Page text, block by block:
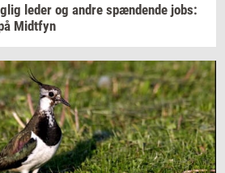
leder og andre spæn­den­de jobs:
Midt­fyn